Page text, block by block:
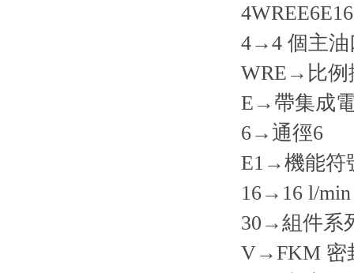
4→4 個主油
WRE→比例
E→帶集成
6→通徑6
E1→機能符
16→16 l/min
30→組件系
V→FKM 密